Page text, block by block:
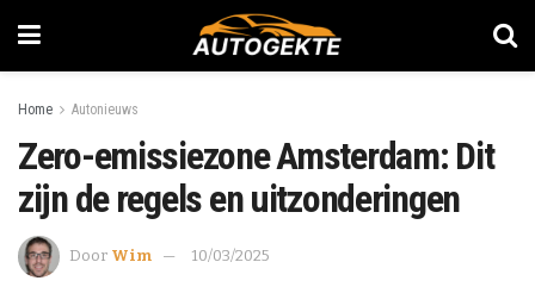
Home Autonieuws
Zero-emissiezone Amsterdam: Dit
zijn de regels en uitzonderingen
Door Wim 10/03/2025